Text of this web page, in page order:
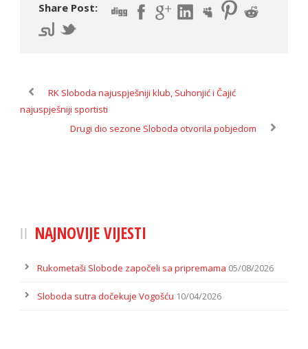
Share Post:
RK Sloboda najuspješniji klub, Suhonjić i Čajić
najuspješniji sportisti
Drugi dio sezone Sloboda otvorila pobjedom
NAJNOVIJE VIJESTI
Rukometaši Slobode započeli sa pripremama 05/08/2026
Sloboda sutra dočekuje Vogošću 10/04/2026